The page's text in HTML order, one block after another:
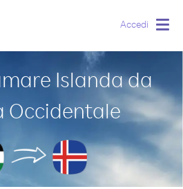
Accedi
Islanda da
Occidentale